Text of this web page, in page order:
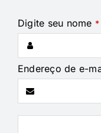
Digite seu nome *
Endereço de e-
Phone